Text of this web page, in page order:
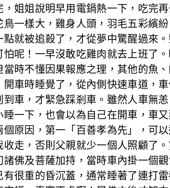
姐姐說明早用電鍋熱一下，吃完
一樣大，雞身人頭，羽毛五彩繽
就被追殺了，才從夢中驚醒過來
呢！一早沒敢吃雞肉就去上班了
時不懂因果報應之理，其他的魚
車時睡覺了，從內側快速車道，
車，才緊急踩剎車。雖然人車無
一下，也會以為自己在開車，車
原因，第一「百善孝為先」，可
走，否則父親就少一個人照顧了
佛及菩薩加持，當時車內掛一個
很重的昏沉蓋，通常睡著了連打